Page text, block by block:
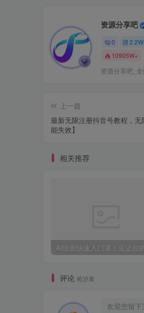
资源分享吧
0
10905W+
资源分享吧_
上一篇
最新无限注册抖音号教程，
能失效】
相关推荐
评论 抢沙发